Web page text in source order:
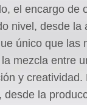
el encargo de
nivel, desde la
único que las
mezcla entre
y creatividad.
desde la